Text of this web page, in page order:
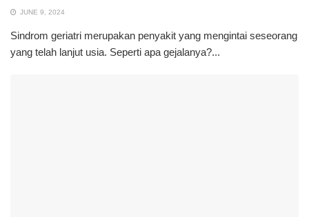
JUNE 9, 2024
Sindrom geriatri merupakan penyakit yang mengintai seseorang
yang telah lanjut usia. Seperti apa gejalanya?...